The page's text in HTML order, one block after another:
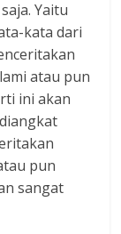
Yaitu
kata dari
atau pun
ini akan
pun
sangat